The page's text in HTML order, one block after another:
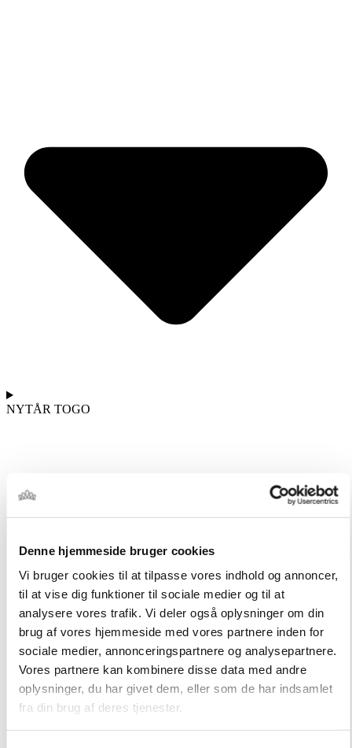
Denne hjemmeside bruger cookies
Vi bruger cookies til at tilpasse vores indhold og annoncer,
til at vise dig funktioner til sociale medier og til at
analysere vores trafik. Vi deler også oplysninger om din
brug af vores hjemmeside med vores partnere inden for
sociale medier, annonceringspartnere og analysepartnere.
Vores partnere kan kombinere disse data med andre
oplysninger, du har givet dem, eller som de har indsamlet
fra din brug af deres tjenester.
NYTÅR TOGO